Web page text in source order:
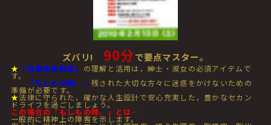
ズバリ! 90分で要点マスター。
★ 「任意後見制度」 の理解と活用は，紳士・淑女の必須アイテムで
す。
「もしもの時。」 残された大切な方々に迷惑をかけないための
準備が必要です。
★法律に守られた，確かな人生設計で安心充実した，豊かなセカン
ドライフを過ごしましょう。
この場合の「もしもの時。」とは…
一般的に精神上の障害を示します。